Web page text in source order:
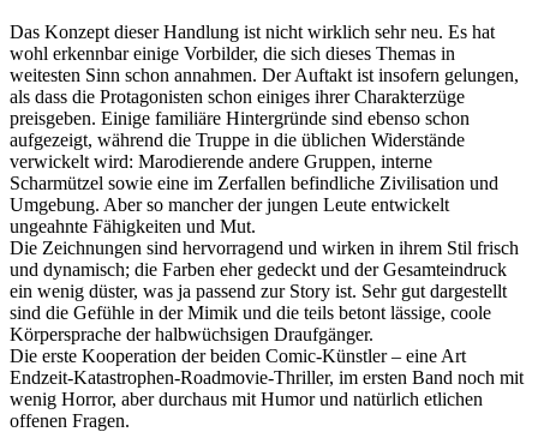
Das Konzept dieser Handlung ist nicht wirklich sehr neu. Es hat
wohl erkennbar einige Vorbilder, die sich dieses Themas in
weitesten Sinn schon annahmen. Der Auftakt ist insofern gelungen,
als dass die Protagonisten schon einiges ihrer Charakterzüge
preisgeben. Einige familiäre Hintergründe sind ebenso schon
aufgezeigt, während die Truppe in die üblichen Widerstände
verwickelt wird: Marodierende andere Gruppen, interne
Scharmützel sowie eine im Zerfallen befindliche Zivilisation und
Umgebung. Aber so mancher der jungen Leute entwickelt
ungeahnte Fähigkeiten und Mut.
Die Zeichnungen sind hervorragend und wirken in ihrem Stil frisch
und dynamisch; die Farben eher gedeckt und der Gesamteindruck
ein wenig düster, was ja passend zur Story ist. Sehr gut dargestellt
sind die Gefühle in der Mimik und die teils betont lässige, coole
Körpersprache der halbwüchsigen Draufgänger.
Die erste Kooperation der beiden Comic-Künstler – eine Art
Endzeit-Katastrophen-Roadmovie-Thriller, im ersten Band noch mit
wenig Horror, aber durchaus mit Humor und natürlich etlichen
offenen Fragen.